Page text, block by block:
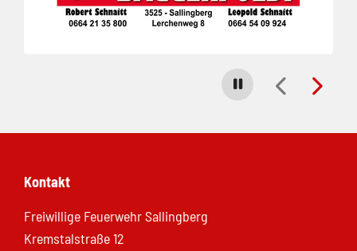
Carousel stoppen
Kontakt
Freiwillige Feuerwehr Sallingberg
Kremstalstraße 12